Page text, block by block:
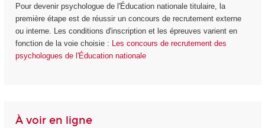
Pour devenir psychologue de l'Éducation nationale titulaire, la
première étape est de réussir un concours de recrutement externe
ou interne. Les conditions d'inscription et les épreuves varient en
fonction de la voie choisie : Les concours de recrutement des
psychologues de l'Éducation nationale
À voir en ligne